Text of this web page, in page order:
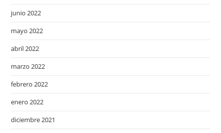
junio 2022
mayo 2022
abril 2022
marzo 2022
febrero 2022
enero 2022
diciembre 2021